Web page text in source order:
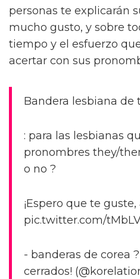
personas te explicarán
mucho gusto, y sobre
tiempo y el esfuerzo
acertar con sus
Bandera lesbiana de
: para las lesbianas
pronombres they/
o no ?
¡Espero que te guste,
pic.twitter.com/
- banderas de corea
cerrados!